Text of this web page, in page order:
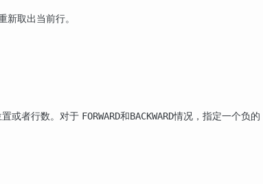
新取出当前行。
或者行数。对于 FORWARD和BACKWARD情况，指定一个负的